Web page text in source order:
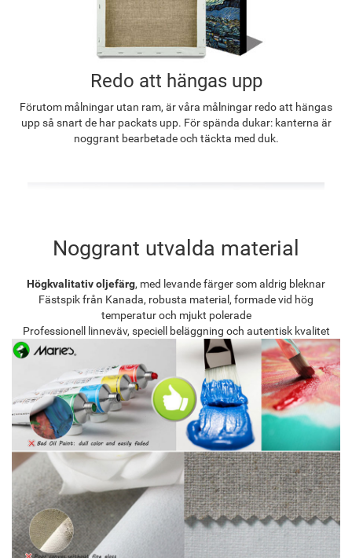
Redo att hängas upp
Förutom målningar utan ram, är våra målningar redo att hängas
upp så snart de har packats upp. För spända dukar: kanterna är
noggrant bearbetade och täckta med duk.
Noggrant utvalda material
Högkvalitativ oljefärg, med levande färger som aldrig bleknar
Fästspik från Kanada, robusta material, formade vid hög
temperatur och mjukt polerade
Professionell linneväv, speciell beläggning och autentisk kvalitet